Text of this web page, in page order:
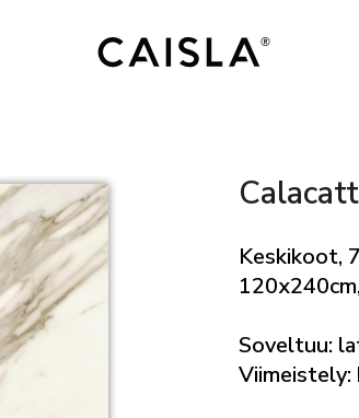
Keskikoot,
Soveltuu: